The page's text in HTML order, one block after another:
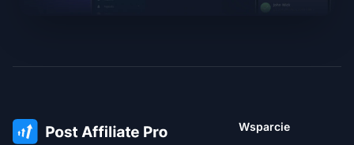
Wsparcie